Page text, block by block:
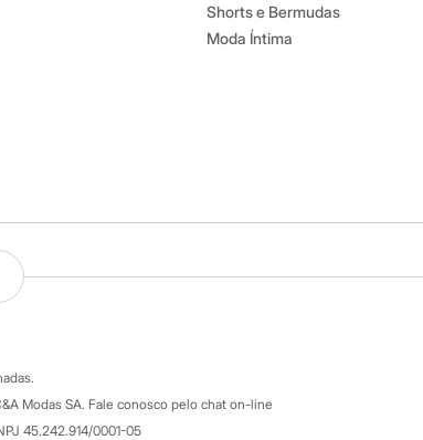
Shorts e Bermudas
Moda Íntima
Atendimento
Modas SA. Fale conosco pelo chat on-line
45.242.914/0001-05